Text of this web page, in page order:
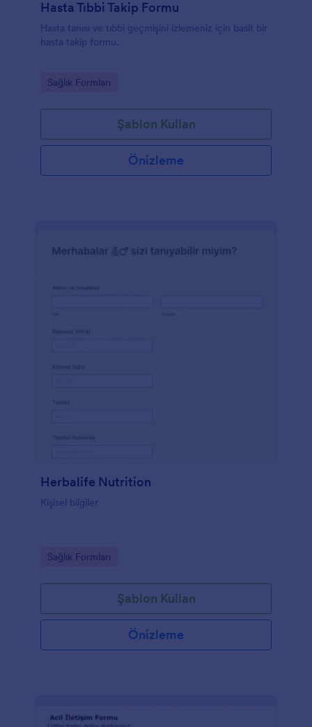
Hasta Tıbbi Takip Formu
Hasta tanısı ve tıbbi geçmişini izlemeniz için basit bir
hasta takip formu.
Go to Category:
Sağlık Formları
Şablon Kullan
Önizleme
Herbalife Nutrition
Kişisel bilgiler
Go to Category:
Sağlık Formları
Şablon Kullan
Önizleme